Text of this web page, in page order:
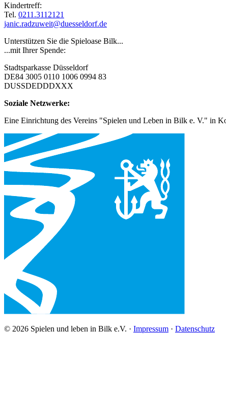
Kindertreff:
Tel. 0211.3112121
janic.radzuweit@duesseldorf.de
Unterstützen Sie die Spieloase Bilk...
...mit Ihrer Spende:
Stadtsparkasse Düsseldorf
DE84 3005 0110 1006 0994 83
DUSSDEDDDXXX
Soziale Netzwerke:
Eine Einrichtung des Vereins "Spielen und Leben in Bilk e. V." in
© 2026 Spielen und leben in Bilk e.V. · Impressum · Datenschutz